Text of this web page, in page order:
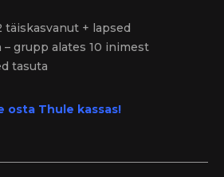
täiskasvanut + lapsed
grupp alates 10 inimest
tasuta
osta Thule kassas!